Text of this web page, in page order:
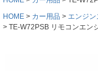
HOME
カー用品 エンジ
TE-W72PSB リモコンエン